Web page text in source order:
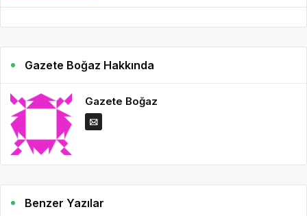
Gazete Boğaz Hakkında
Gazete Boğaz
Benzer Yazılar